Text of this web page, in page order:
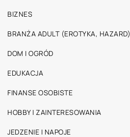
BIZNES
BRANŻA ADULT (EROTYKA, HAZARD)
DOM I OGRÓD
EDUKACJA
FINANSE OSOBISTE
HOBBY I ZAINTERESOWANIA
JEDZENIE I NAPOJE